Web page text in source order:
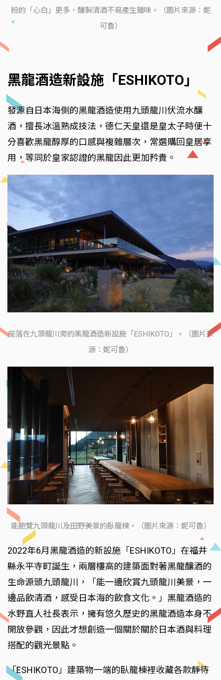
粉的「心白」更多，釀製清酒不易產生雜味。（圖片來源：妮
可魯）
黑龍酒造新設施「ESHIKOTO」
發源自日本海側的黑龍酒造使用九頭龍川伏流水釀
酒，擅長冰溫熟成技法，德仁天皇還是皇太子時便十
分喜歡黑龍醇厚的口感與複雜層次，常選購回皇居享
用，等同於皇家認證的黑龍因此更加矜貴。
座落在九頭龍川旁的黑龍酒造新設施「ESHIKOTO」。（圖片來
源：妮可魯）
能飽覽九頭龍川及田野美景的臥龍棟。（圖片來源：妮可魯）
2022年6月黑龍酒造的新設施「ESHIKOTO」在福井
縣永平寺町誕生，兩層樓高的建築面對著黑龍釀酒的
生命源頭九頭龍川，「能一邊欣賞九頭龍川美景，一
邊品飲清酒，感受日本海的飲食文化。」黑龍酒造的
水野直人社長表示，擁有悠久歷史的黑龍酒造本身不
開放參觀，因此才想創造一個關於關於日本酒與料理
搭配的觀光景點。
「ESHIKOTO」建築物一端的臥龍棟裡收藏各款靜待